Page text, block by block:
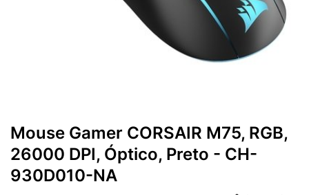
Mouse Gamer CORSAIR M75, RGB,
26000 DPI, Óptico, Preto - CH-
930D010-NA